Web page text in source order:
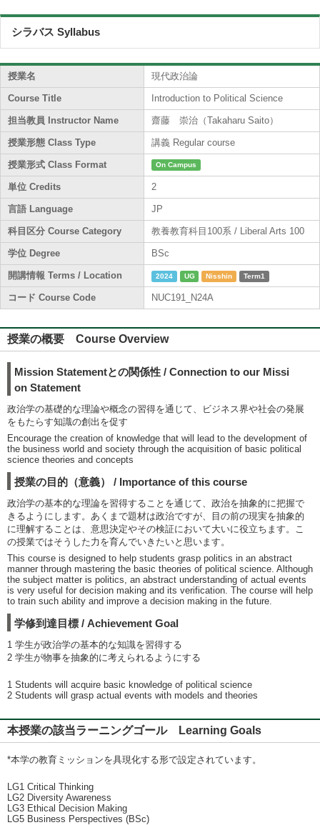
シラバス Syllabus
授業名 現代政治論
Course Title Introduction to Political Science
担当教員 Instructor Name 齋藤 崇治（Takaharu Saito）
授業形態 Class Type 講義 Regular course
授業形式 Class Format On Campus
単位 Credits 2
言語 Language JP
科目区分 Course Category 教養教育科目100系 / Liberal Arts 100
学位 Degree BSc
開講情報 Terms / Location 2024 UG Nisshin Term1
コード Course Code NUC191_N24A
授業の概要 Course Overview
Mission Statementとの関係性 / Connection to our Missi
on Statement
政治学の基礎的な理論や概念の習得を通じて、ビジネス界や社会の発展
をもたらす知識の創出を促す
Encourage the creation of knowledge that will lead to the development of
the business world and society through the acquisition of basic political
science theories and concepts
授業の目的（意義） / Importance of this course
政治学の基本的な理論を習得することを通じて、政治を抽象的に把握で
きるようにします。あくまで題材は政治ですが、目の前の現実を抽象的
に理解することは、意思決定やその検証において大いに役立ちます。こ
の授業ではそうした力を育んでいきたいと思います。
This course is designed to help students grasp politics in an abstract
manner through mastering the basic theories of political science. Although
the subject matter is politics, an abstract understanding of actual events
is very useful for decision making and its verification. The course will help
to train such ability and improve a decision making in the future.
学修到達目標 / Achievement Goal
1 学生が政治学の基本的な知識を習得する
2 学生が物事を抽象的に考えられるようにする
1 Students will acquire basic knowledge of political science
2 Students will grasp actual events with models and theories
本授業の該当ラーニングゴール Learning Goals
*本学の教育ミッションを具現化する形で設定されています。
LG1 Critical Thinking
LG2 Diversity Awareness
LG3 Ethical Decision Making
LG5 Business Perspectives (BSc)